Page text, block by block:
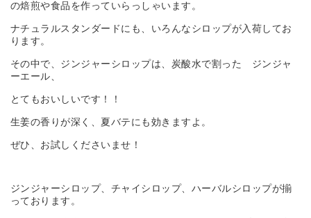
の焙煎や食品を作っていらっしゃいます。
ナチュラルスタンダードにも、いろんなシロップが入荷してお
ります。
その中で、ジンジャーシロップは、炭酸水で割った ジンジャ
ーエール、
とてもおいしいです！！
生姜の香りが深く、夏バテにも効きますよ。
ぜひ、お試しくださいませ！
ジンジャーシロップ、チャイシロップ、ハーバルシロップが揃
っております。